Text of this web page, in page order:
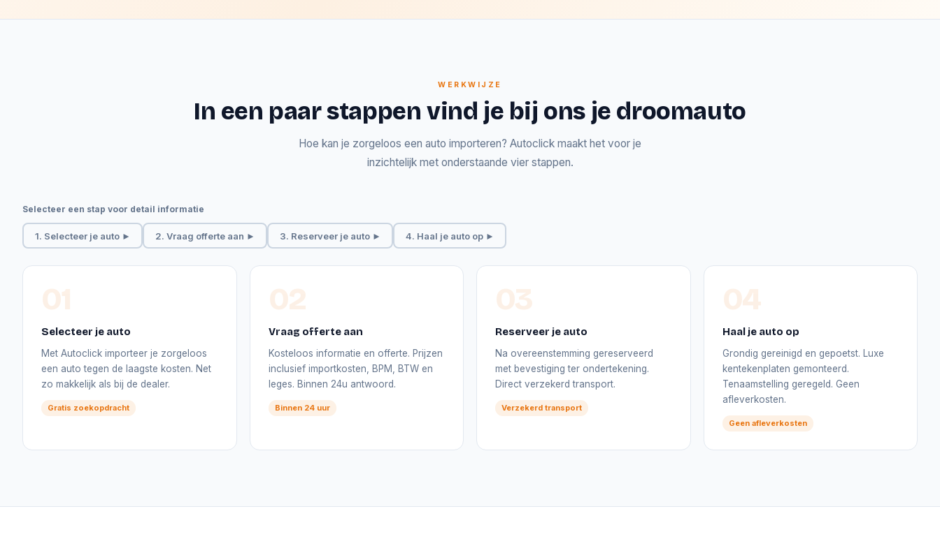
WERKWIJZE
In een paar stappen vind je bij ons je droomauto
Hoe kan je zorgeloos een auto importeren? Autoclick maakt het voor je
inzichtelijk met onderstaande vier stappen.
Selecteer een stap voor detail informatie
1. Selecteer je auto ► 2. Vraag offerte aan ► 3. Reserveer je auto ► 4. Haal je auto op ►
01
Selecteer je auto
Met Autoclick importeer je zorgeloos
een auto tegen de laagste kosten. Net
zo makkelijk als bij de dealer.
Gratis zoekopdracht
02
Vraag offerte aan
Kosteloos informatie en offerte. Prijzen
inclusief importkosten, BPM, BTW en
leges. Binnen 24u antwoord.
Binnen 24 uur
03
Reserveer je auto
Na overeenstemming gereserveerd
met bevestiging ter ondertekening.
Direct verzekerd transport.
Verzekerd transport
04
Haal je auto op
Grondig gereinigd en gepoetst. Luxe
kentekenplaten gemonteerd.
Tenaamstelling geregeld. Geen
afleverkosten.
Geen afleverkosten